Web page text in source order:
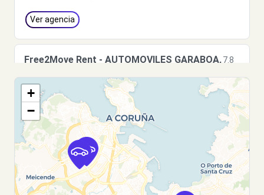
Ver agencia
Free2Move Rent - AUTOMOVILES GARABOA,7.8
C/ Alvedro, 67
Culleredo, 15189
Ver agencia
Free2Move Rent - AUTOMOVILES GARABOA,
S.L. - Culleredo (C)
7.8
km
+
−